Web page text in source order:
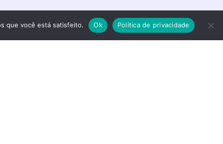
que você está satisfeito. Ok Política de privacidade